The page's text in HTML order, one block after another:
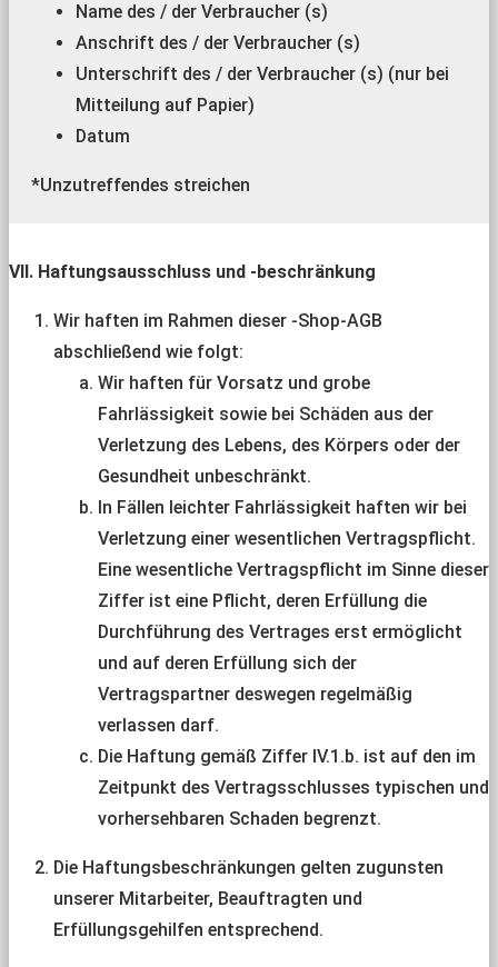
Name des / der Verbraucher (s)
Anschrift des / der Verbraucher (s)
Unterschrift des / der Verbraucher (s) (nur bei
Mitteilung auf Papier)
Datum
*Unzutreffendes streichen
VII. Haftungsausschluss und -beschränkung
Wir haften im Rahmen dieser -Shop-AGB
abschließend wie folgt:
Wir haften für Vorsatz und grobe
Fahrlässigkeit sowie bei Schäden aus der
Verletzung des Lebens, des Körpers oder der
Gesundheit unbeschränkt.
In Fällen leichter Fahrlässigkeit haften wir bei
Verletzung einer wesentlichen Vertragspflicht.
Eine wesentliche Vertragspflicht im Sinne dieser
Ziffer ist eine Pflicht, deren Erfüllung die
Durchführung des Vertrages erst ermöglicht
und auf deren Erfüllung sich der
Vertragspartner deswegen regelmäßig
verlassen darf.
Die Haftung gemäß Ziffer IV.1.b. ist auf den im
Zeitpunkt des Vertragsschlusses typischen und
vorhersehbaren Schaden begrenzt.
Die Haftungsbeschränkungen gelten zugunsten
unserer Mitarbeiter, Beauftragten und
Erfüllungsgehilfen entsprechend.